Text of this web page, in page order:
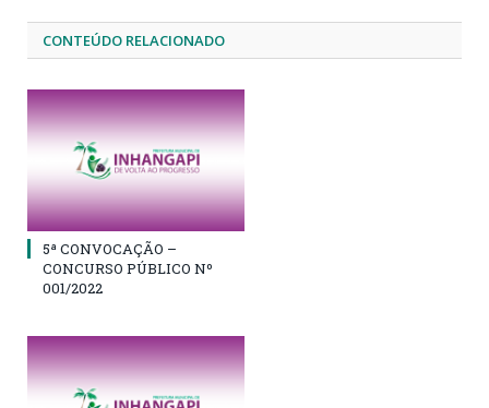
CONTEÚDO RELACIONADO
5ª CONVOCAÇÃO –
CONCURSO PÚBLICO Nº
001/2022